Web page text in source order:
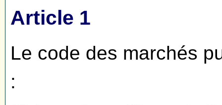
Article 1
Le code des marchés
: